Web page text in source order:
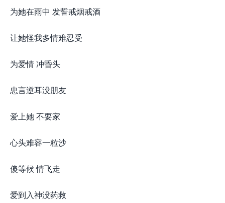
为她在雨中 发誓戒烟戒酒
让她怪我多情难忍受
为爱情 冲昏头
忠言逆耳没朋友
爱上她 不要家
心头难容一粒沙
傻等候 情飞走
爱到入神没药救